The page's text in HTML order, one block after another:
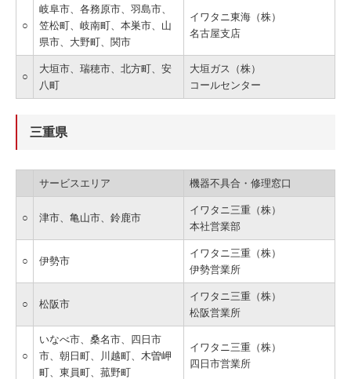
○
岐阜市、各務原市、羽島市、
笠松町、岐南町、本巣市、山
県市、大野町、関市
イワタニ東海（株）
名古屋支店
○
大垣市、瑞穂市、北方町、安
八町
大垣ガス（株）
コールセンター
三重県
サービスエリア 機器不具合・修理窓口
○ 津市、亀山市、鈴鹿市
イワタニ三重（株）
本社営業部
○ 伊勢市
イワタニ三重（株）
伊勢営業所
○ 松阪市
イワタニ三重（株）
松阪営業所
○
いなべ市、桑名市、四日市
市、朝日町、川越町、木曽岬
町、東員町、菰野町
イワタニ三重（株）
四日市営業所